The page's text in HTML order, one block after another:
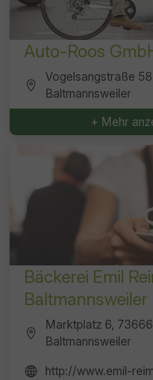
Auto-Roos
Vogelsangstraße
Baltmannsweiler
+ Mehr
Bäckerei Emil
Baltmannsweiler
Marktplatz 6, 73666
Baltmannsweiler
http://www.emil-